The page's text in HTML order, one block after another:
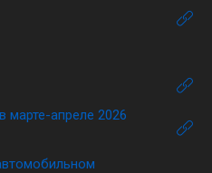
марте-апреле 2026